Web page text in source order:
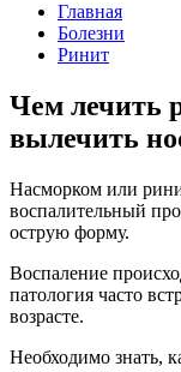
Главная
Болезни
Ринит
Чем лечить
вылечить
Насморком или
воспалительный
острую форму.
Воспаление
патология часто
возрасте.
Необходимо знать,